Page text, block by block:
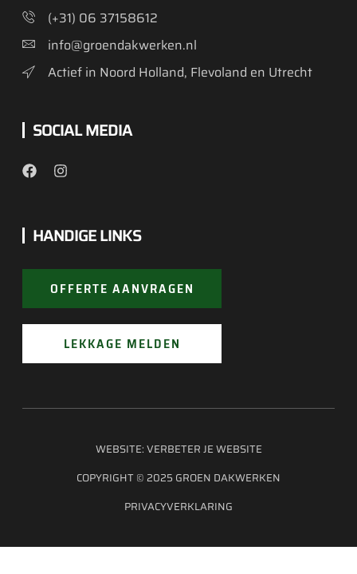
(+31) 06 37158612
info@groendakwerken.nl
Actief in Noord Holland, Flevoland en Utrecht
SOCIAL MEDIA
HANDIGE LINKS
OFFERTE AANVRAGEN
LEKKAGE MELDEN
COPYRIGHT © 2025 GROEN DAKWERKEN
PRIVACYVERKLARING
WEBSITE:VERBETER JE WEBSITE